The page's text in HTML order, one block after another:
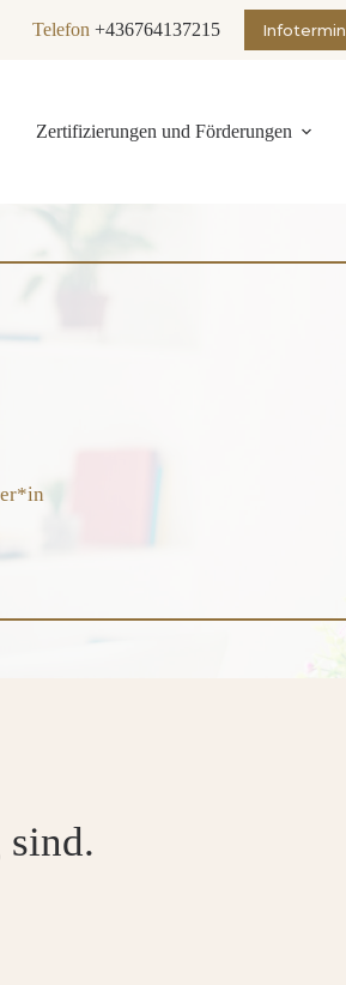
Telefon +436764137215 Infotermin
Zertifizierungen und Förderungen